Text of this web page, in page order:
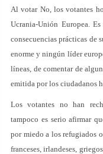
Al votar No, los votantes
Ucrania-Unión Europea.
consecuencias prácticas de
enorme y ningún líder
líneas, de comentar de
emitida por los ciudadanos
Los votantes no han
tampoco es serio afirmar
por miedo a los refugiados
franceses, irlandeses,